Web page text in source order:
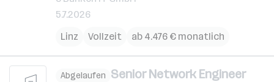
5.7.2026
Linz
Vollzeit ab 4.476 € monatlich
Abgelaufen Senior Network Engineer